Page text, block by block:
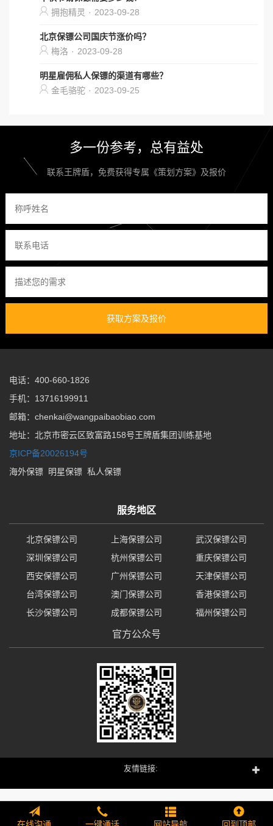
拥抱精灵 · 2023-09-28
北京保镖公司国庆节涨价吗？
梅洛 · 2023-09-28
明星雇佣私人保镖的渠道有哪些？
金毛骆驼 · 2023-09-25
多一份参考，总有益处
联系王牌盾，免费获得专属《策划方案》及报价
获取方案及报价
电话：400-660-1826
手机：13716199911
邮箱：chenkai@wangpaibaobiao.com
地址：北京市密云区致富路158号王牌盾集团训练基地
京ICP备20026194号
海外保镖
明星保镖 私人保镖
服务地区
北京保镖公司 上海保镖公司
武汉保镖公司
深圳保镖公司
杭州保镖公司
重庆保镖公司
西安保镖公司
广州保镖公司
天津保镖公司
台湾保镖公司
澳门保镖公司
香港保镖公司
长沙保镖公司
成都保镖公司 福州保镖公司
官方公众号
友情链接: